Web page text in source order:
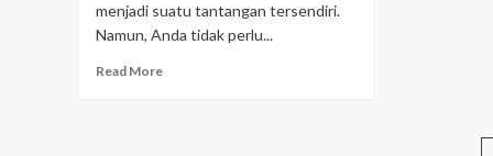
menjadi suatu tantangan tersendiri.
Namun, Anda tidak perlu...
Read More